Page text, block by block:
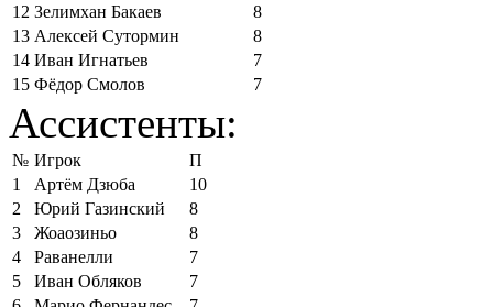
12 Зелимхан Бакаев
8
13 Алексей Сутормин
8
14 Иван Игнатьев
7
15 Фёдор Смолов 7
Ассистенты:
№ Игрок
П
1
Артём Дзюба
10
2
Юрий Газинский
8
3
Жоаозиньо
8
4
Раванелли
7
5
Иван Обляков
7